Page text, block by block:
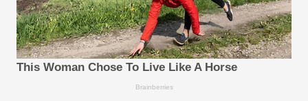
This Woman Chose To Live Like A Horse
Brainberries